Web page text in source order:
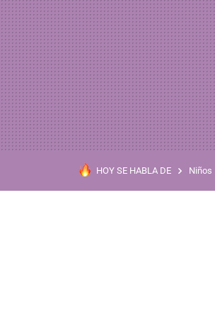
HOY SE HABLA DE Niños